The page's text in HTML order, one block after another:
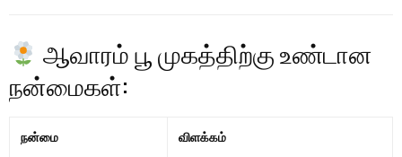
ஆவாரம் பூ முகத்திற்கு உண்டான
நன்மைகள்:
நன்மை விளக்கம்